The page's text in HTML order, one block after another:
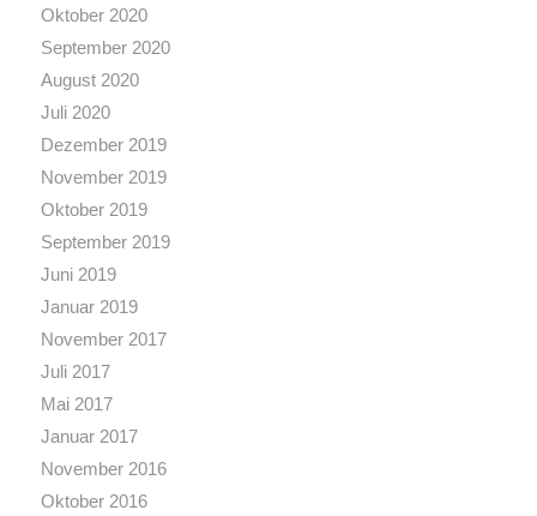
Oktober 2020
September 2020
August 2020
Juli 2020
Dezember 2019
November 2019
Oktober 2019
September 2019
Juni 2019
Januar 2019
November 2017
Juli 2017
Mai 2017
Januar 2017
November 2016
Oktober 2016